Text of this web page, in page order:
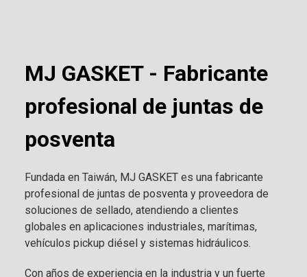
MJ GASKET - Fabricante
profesional de juntas de
posventa
Fundada en Taiwán, MJ GASKET es una fabricante
profesional de juntas de posventa y proveedora de
soluciones de sellado, atendiendo a clientes
globales en aplicaciones industriales, marítimas,
vehículos pickup diésel y sistemas hidráulicos.
Con años de experiencia en la industria y un fuerte